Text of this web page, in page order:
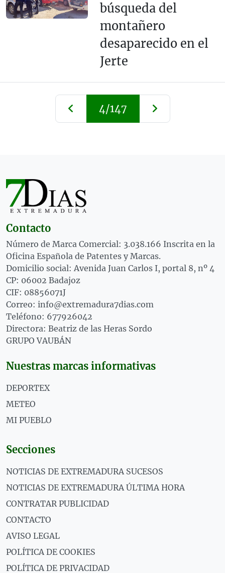
búsqueda del
montañero
desaparecido en el
Jerte
4/147
Contacto
Número de Marca Comercial: 3.038.166 Inscrita en la
Oficina Española de Patentes y Marcas.
Domicilio social: Avenida Juan Carlos I, portal 8, nº 4
CP: 06002 Badajoz
CIF: 08856071J
Correo: info@extremadura7dias.com
Teléfono: 677926042
Directora: Beatriz de las Heras Sordo
GRUPO VAUBÁN
Nuestras marcas informativas
DEPORTEX
METEO
MI PUEBLO
Secciones
NOTICIAS DE EXTREMADURA SUCESOS
NOTICIAS DE EXTREMADURA ÚLTIMA HORA
CONTRATAR PUBLICIDAD
CONTACTO
AVISO LEGAL
POLÍTICA DE COOKIES
POLÍTICA DE PRIVACIDAD